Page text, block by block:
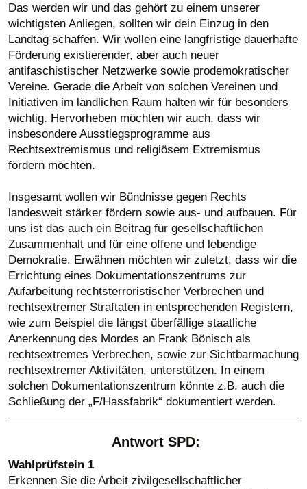
Das werden wir und das gehört zu einem unserer
wichtigsten Anliegen, sollten wir dein Einzug in den
Landtag schaffen. Wir wollen eine langfristige dauerhafte
Förderung existierender, aber auch neuer
antifaschistischer Netzwerke sowie prodemokratischer
Vereine. Gerade die Arbeit von solchen Vereinen und
Initiativen im ländlichen Raum halten wir für besonders
wichtig. Hervorheben möchten wir auch, dass wir
insbesondere Ausstiegsprogramme aus
Rechtsextremismus und religiösem Extremismus
fördern möchten.
Insgesamt wollen wir Bündnisse gegen Rechts
landesweit stärker fördern sowie aus- und aufbauen. Für
uns ist das auch ein Beitrag für gesellschaftlichen
Zusammenhalt und für eine offene und lebendige
Demokratie. Erwähnen möchten wir zuletzt, dass wir die
Errichtung eines Dokumentationszentrums zur
Aufarbeitung rechtsterroristischer Verbrechen und
rechtsextremer Straftaten in entsprechenden Registern,
wie zum Beispiel die längst überfällige staatliche
Anerkennung des Mordes an Frank Bönisch als
rechtsextremes Verbrechen, sowie zur Sichtbarmachung
rechtsextremer Aktivitäten, unterstützen. In einem
solchen Dokumentationszentrum könnte z.B. auch die
Schließung der „F/Hassfabrik“ dokumentiert werden.
Antwort SPD:
Wahlprüfstein 1
Erkennen Sie die Arbeit zivilgesellschaftlicher